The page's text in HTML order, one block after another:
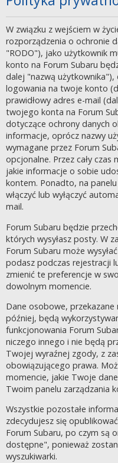
W związku z wejściem w
rozporządzenia o ochronie
"RODO"), jako użytkownik
konto na Forum Subaru
dalej "nazwą użytkownika"),
logowania na twoje konto
prawidłowy adres e-mail
twojego konta na Forum
dotyczące ochrony danych
informacje, oprócz nazwy
wymagane przez Forum
opcjonalne. Przez cały
jakie informacje o sobie
kontem. Ponadto, na
włączyć lub wyłączyć
mail.
Forum Subaru będzie
których wysyłasz posty. W
Forum Subaru może
podasz podczas rejestracji
zmienić te preferencje w
dowolnym momencie.
Dane osobowe,
później, będą
funkcjonowania Forum
niczego innego i nie będą
Twojej wyraźnej zgody, z
obowiązującego prawa.
momencie, jakie Twoje
Twoim panelu zarządzania
Wszystkie pozostałe
zdecydujesz się
Forum Subaru, po czym są
dostępne", ponieważ
wyszukiwarki.